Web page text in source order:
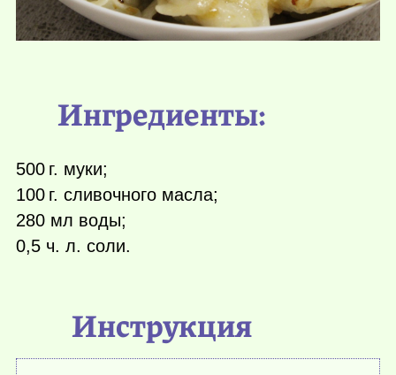
Ингредиенты:
500 г. муки;
100 г. сливочного масла;
280 мл воды;
0,5 ч. л. соли.
Инструкция